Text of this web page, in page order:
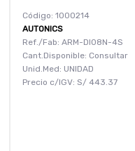
Código: 1000214
AUTONICS
Ref./Fab: ARM-DI08N-4S
Cant.Disponible: Consultar
Unid.Med: UNIDAD
Precio c/IGV: S/ 443.37